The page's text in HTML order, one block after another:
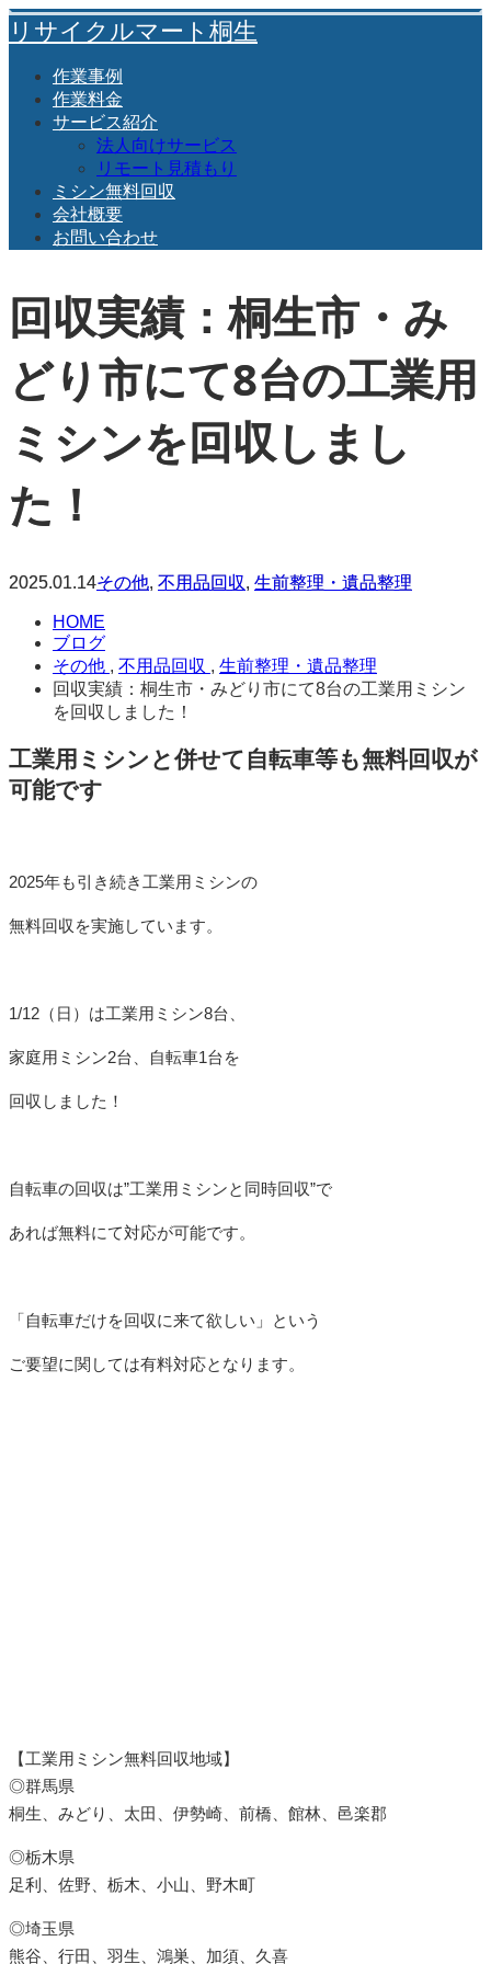
リサイクルマート桐生
作業事例
作業料金
サービス紹介
法人向けサービス
リモート見積もり
ミシン無料回収
会社概要
お問い合わせ
回収実績：桐生市・み
どり市にて8台の工業用
ミシンを回収しまし
た！
2025.01.14その他, 不用品回収, 生前整理・遺品整理
HOME
ブログ
その他 , 不用品回収 , 生前整理・遺品整理
回収実績：桐生市・みどり市にて8台の工業用ミシン
を回収しました！
工業用ミシンと併せて自転車等も無料回収が
可能です
2025年も引き続き工業用ミシンの
無料回収を実施しています。
1/12（日）は工業用ミシン8台、
家庭用ミシン2台、自転車1台を
回収しました！
自転車の回収は”工業用ミシンと同時回収”で
あれば無料にて対応が可能です。
「自転車だけを回収に来て欲しい」という
ご要望に関しては有料対応となります。
【工業用ミシン無料回収地域】
◎群馬県
桐生、みどり、太田、伊勢崎、前橋、館林、邑楽郡
◎栃木県
足利、佐野、栃木、小山、野木町
◎埼玉県
熊谷、行田、羽生、鴻巣、加須、久喜